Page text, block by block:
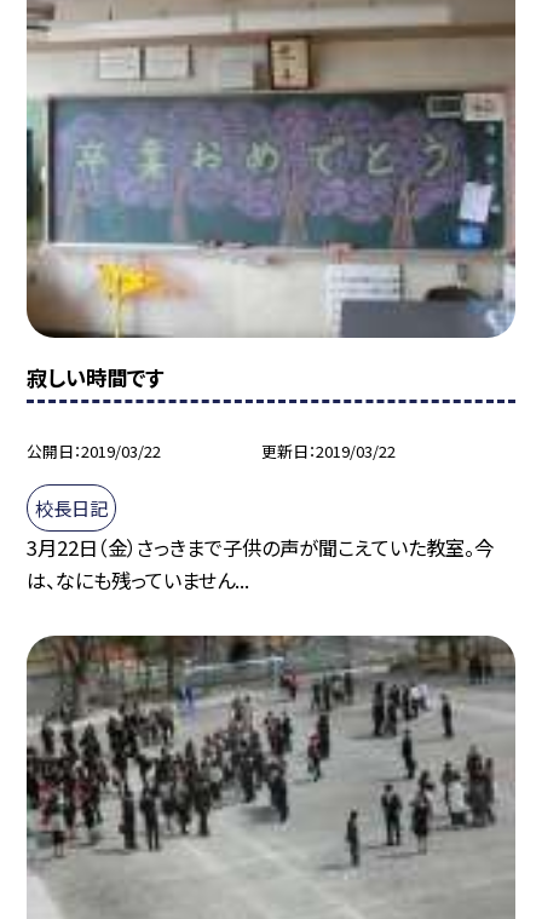
寂しい時間です
公開日 2019/03/22 更新日 2019/03/22
校長日記
3月22日（金）さっきまで子供の声が聞こえていた教室。今
は、なにも残っていません...